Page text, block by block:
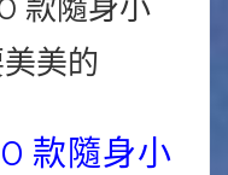
款隨身小
美的
款隨身小